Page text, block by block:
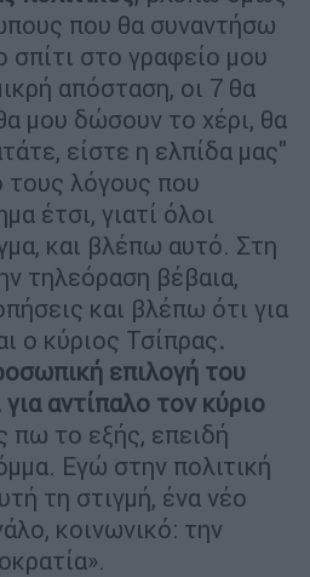
που θα συναντήσω
σπίτι στο γραφείο μου
απόσταση, οι 7 θα
μου δώσουν το χέρι, θα
είστε η ελπίδα μας"
τους λόγους που
έτσι, γιατί όλοι
και βλέπω αυτό. Στη
τηλεόραση βέβαια,
και βλέπω ότι για
ο κύριος Τσίπρας.
επιλογή του
αντίπαλο τον κύριο
πω το εξής, επειδή
Εγώ στην πολιτική
τη στιγμή, ένα νέο
κοινωνικό: την